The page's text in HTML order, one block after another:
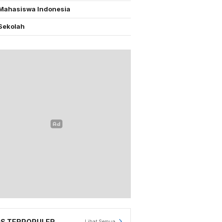
Indonesia